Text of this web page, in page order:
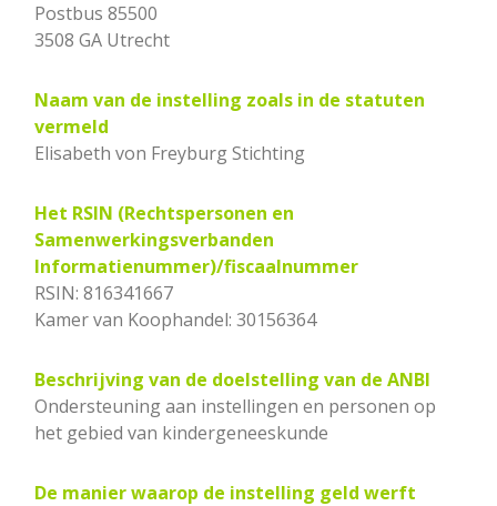
Postbus 85500
3508 GA Utrecht
Naam van de instelling zoals in de statuten
vermeld
Elisabeth von Freyburg Stichting
Het RSIN (Rechtspersonen en
Samenwerkingsverbanden
Informatienummer)/fiscaalnummer
RSIN: 816341667
Kamer van Koophandel: 30156364
Beschrijving van de doelstelling van de ANBI
Ondersteuning aan instellingen en personen op
het gebied van kindergeneeskunde
De manier waarop de instelling geld werft